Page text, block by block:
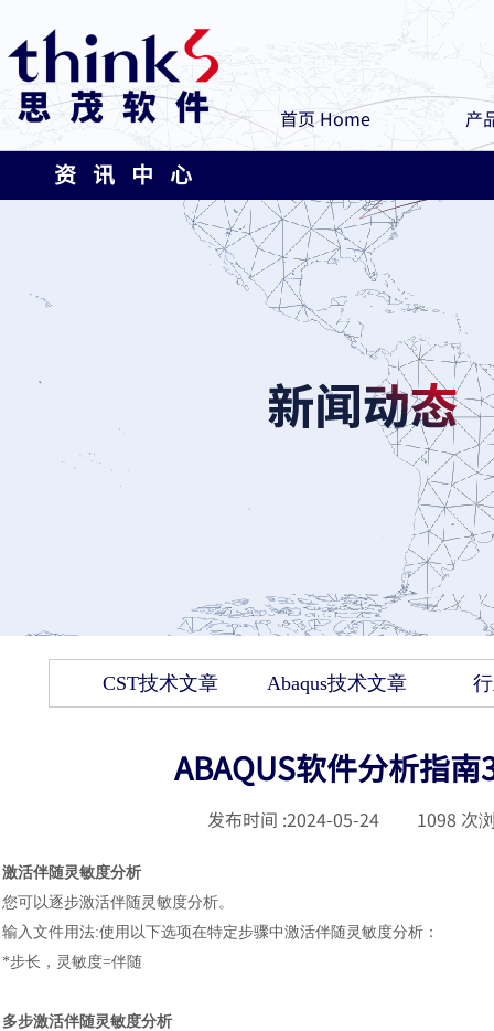
首页 Home 产
资 讯 中 心
CST技术文章 Abaqus技术文章
ABAQUS软件分析指
发布时间 :2024-05-24 1098 次
激活伴随灵敏度分析
您可以逐步激活伴随灵敏度分析。
输入文件用法:使用以下选项在特定步骤中激活伴随灵敏度分析 ：
*步长，灵敏度=伴随
多步激活伴随灵敏度分析